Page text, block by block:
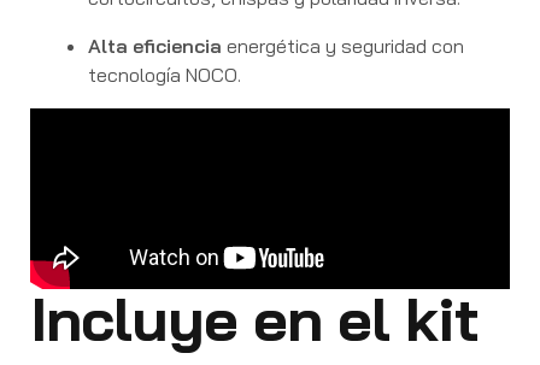
Alta eficiencia energética y seguridad con
tecnología NOCO.
Incluye en el kit